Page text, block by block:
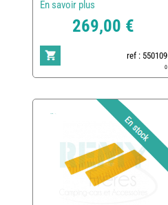
En savoir plus
269,00 €
ref : 550109
0